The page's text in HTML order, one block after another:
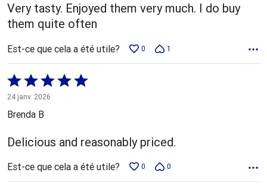
Very tasty. Enjoyed them very much. I do buy
them quite often
Est-ce que cela a été utile? 0 1
Coté
5 sur
5
24 janv. 2026
Brenda B
Delicious and reasonably priced.
Est-ce que cela a été utile? 0 0